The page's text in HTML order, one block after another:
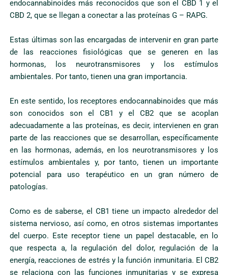
endocannabinoides más reconocidos que son el CBD 1 y el
CBD 2, que se llegan a conectar a las proteínas G – RAPG.
Estas últimas son las encargadas de intervenir en gran parte
de las reacciones fisiológicas que se generen en las
hormonas, los neurotransmisores y los estímulos
ambientales. Por tanto, tienen una gran importancia.
En este sentido, los receptores endocannabinoides que más
son conocidos son el CB1 y el CB2 que se acoplan
adecuadamente a las proteínas, es decir, intervienen en gran
parte de las reacciones que se desarrollan, específicamente
en las hormonas, además, en los neurotransmisores y los
estímulos ambientales y, por tanto, tienen un importante
potencial para uso terapéutico en un gran número de
patologías.
Como es de saberse, el CB1 tiene un impacto alrededor del
sistema nervioso, así como, en otros sistemas importantes
del cuerpo. Este receptor tiene un papel destacable, en lo
que respecta a, la regulación del dolor, regulación de la
energía, reacciones de estrés y la función inmunitaria. El CB2
se relaciona con las funciones inmunitarias y se expresa